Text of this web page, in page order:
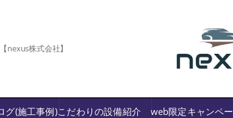
株式会社】
グ(施工事例)こだわりの設備紹介 web限定キャンペ